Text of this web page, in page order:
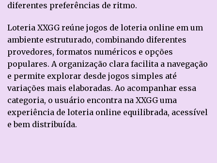
diferentes preferências de ritmo.
Loteria XXGG reúne jogos de loteria online em um
ambiente estruturado, combinando diferentes
provedores, formatos numéricos e opções
populares. A organização clara facilita a navegação
e permite explorar desde jogos simples até
variações mais elaboradas. Ao acompanhar essa
categoria, o usuário encontra na XXGG uma
experiência de loteria online equilibrada, acessível
e bem distribuída.